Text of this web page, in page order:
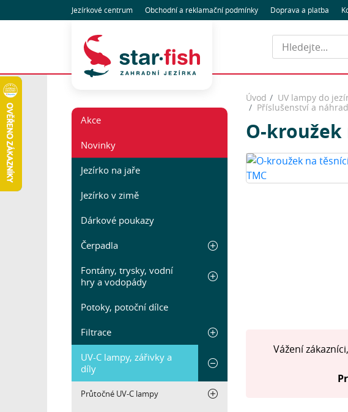
Jezírkové centrum Obchodnía reklamační podmínky Doprava a platba
Hledat
Akce
Novinky
Jezírko na jaře
Jezírko v zimě
Dárkové poukazy
Čerpadla
Fontány, trysky, vodní
hry a vodopády
Potoky, potoční dílce
Filtrace
UV-C lampy, zářivky a
díly
Průtočné UV-C lampy
Úvod UV lampy do
Příslušenství a
O-kroužek
Vážení